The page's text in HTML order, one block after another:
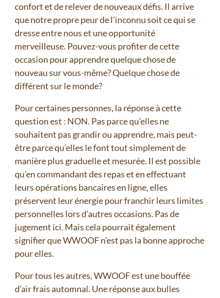
confort et de relever de nouveaux défis. Il arrive
que notre propre peur de l’inconnu soit ce qui se
dresse entre nous et une opportunité
merveilleuse. Pouvez-vous profiter de cette
occasion pour apprendre quelque chose de
nouveau sur vous-même? Quelque chose de
différent sur le monde?
Pour certaines personnes, la réponse à cette
question est : NON. Pas parce qu’elles ne
souhaitent pas grandir ou apprendre, mais peut-
être parce qu’elles le font tout simplement de
manière plus graduelle et mesurée. Il est possible
qu’en commandant des repas et en effectuant
leurs opérations bancaires en ligne, elles
préservent leur énergie pour franchir leurs limites
personnelles lors d’autres occasions. Pas de
jugement ici. Mais cela pourrait également
signifier que WWOOF n’est pas la bonne approche
pour elles.
Pour tous les autres, WWOOF est une bouffée
d’air frais automnal. Une réponse aux bulles